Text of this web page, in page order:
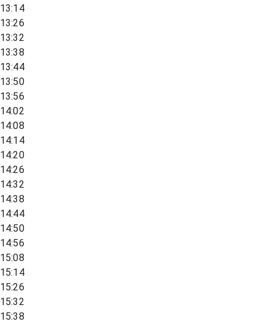
13:14
13:26
13:32
13:38
13:44
13:50
13:56
14:02
14:08
14:14
14:20
14:26
14:32
14:38
14:44
14:50
14:56
15:08
15:14
15:26
15:32
15:38